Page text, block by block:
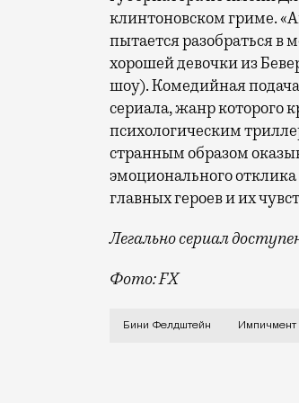
клинтоновском гриме.
пытается разобраться в
хорошей девочки из
шоу). Комедийная
сериала, жанр которого
психологическим
странным образом
эмоционального
главных героев и их
Легально сериал
Фото: FX
Если «Американская
Бини Фелдштейн Импичмент